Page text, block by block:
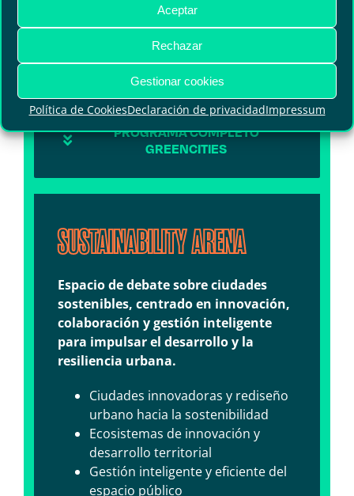
Aceptar
Rechazar
Gestionar cookies
Política de CookiesDeclaración de privacidadImpressum
para el futuro.
PROGRAMA COMPLETO
GREENCITIES
SUSTAINABILITY ARENA
Espacio de debate sobre ciudades
sostenibles, centrado en innovación,
colaboración y gestión inteligente
para impulsar el desarrollo y la
resiliencia urbana.
Ciudades innovadoras y rediseño
urbano hacia la sostenibilidad
Ecosistemas de innovación y
desarrollo territorial
Gestión inteligente y eficiente del
espacio público